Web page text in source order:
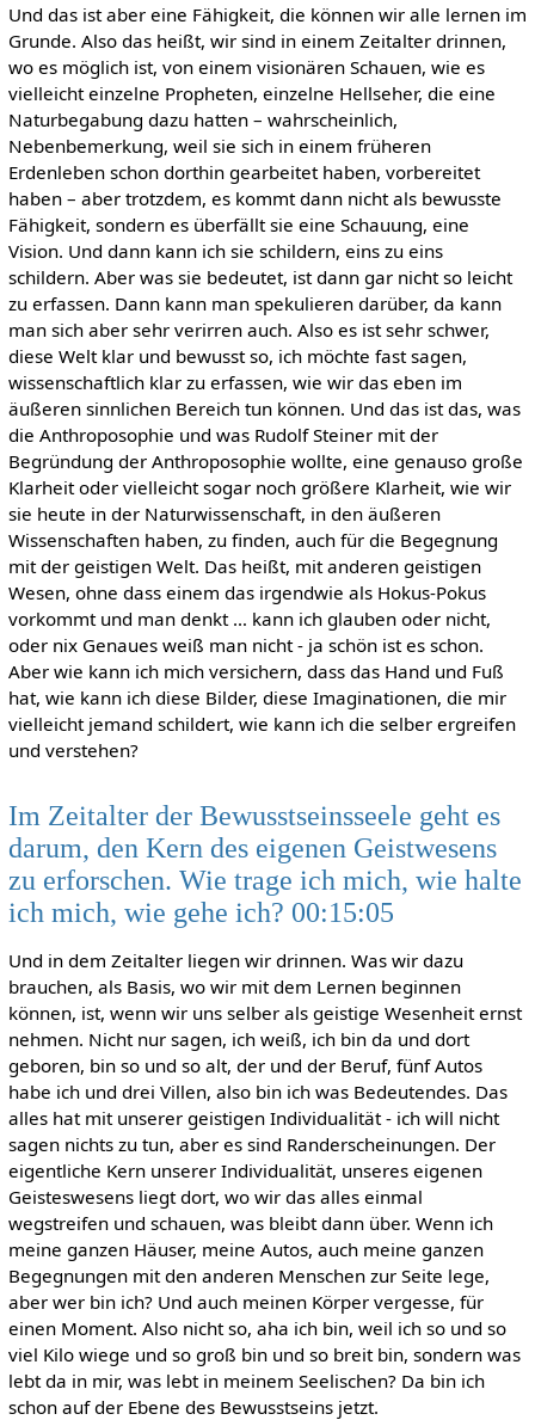
Und das ist aber eine Fähigkeit, die können wir alle lernen im
Grunde. Also das heißt, wir sind in einem Zeitalter drinnen,
wo es möglich ist, von einem visionären Schauen, wie es
vielleicht einzelne Propheten, einzelne Hellseher, die eine
Naturbegabung dazu hatten – wahrscheinlich,
Nebenbemerkung, weil sie sich in einem früheren
Erdenleben schon dorthin gearbeitet haben, vorbereitet
haben – aber trotzdem, es kommt dann nicht als bewusste
Fähigkeit, sondern es überfällt sie eine Schauung, eine
Vision. Und dann kann ich sie schildern, eins zu eins
schildern. Aber was sie bedeutet, ist dann gar nicht so leicht
zu erfassen. Dann kann man spekulieren darüber, da kann
man sich aber sehr verirren auch. Also es ist sehr schwer,
diese Welt klar und bewusst so, ich möchte fast sagen,
wissenschaftlich klar zu erfassen, wie wir das eben im
äußeren sinnlichen Bereich tun können. Und das ist das, was
die Anthroposophie und was Rudolf Steiner mit der
Begründung der Anthroposophie wollte, eine genauso große
Klarheit oder vielleicht sogar noch größere Klarheit, wie wir
sie heute in der Naturwissenschaft, in den äußeren
Wissenschaften haben, zu finden, auch für die Begegnung
mit der geistigen Welt. Das heißt, mit anderen geistigen
Wesen, ohne dass einem das irgendwie als Hokus-Pokus
vorkommt und man denkt … kann ich glauben oder nicht,
oder nix Genaues weiß man nicht - ja schön ist es schon.
Aber wie kann ich mich versichern, dass das Hand und Fuß
hat, wie kann ich diese Bilder, diese Imaginationen, die mir
vielleicht jemand schildert, wie kann ich die selber ergreifen
und verstehen?
Im Zeitalter der Bewusstseinsseele geht es
darum, den Kern des eigenen Geistwesens
zu erforschen. Wie trage ich mich, wie halte
ich mich, wie gehe ich? 00:15:05
Und in dem Zeitalter liegen wir drinnen. Was wir dazu
brauchen, als Basis, wo wir mit dem Lernen beginnen
können, ist, wenn wir uns selber als geistige Wesenheit ernst
nehmen. Nicht nur sagen, ich weiß, ich bin da und dort
geboren, bin so und so alt, der und der Beruf, fünf Autos
habe ich und drei Villen, also bin ich was Bedeutendes. Das
alles hat mit unserer geistigen Individualität - ich will nicht
sagen nichts zu tun, aber es sind Randerscheinungen. Der
eigentliche Kern unserer Individualität, unseres eigenen
Geisteswesens liegt dort, wo wir das alles einmal
wegstreifen und schauen, was bleibt dann über. Wenn ich
meine ganzen Häuser, meine Autos, auch meine ganzen
Begegnungen mit den anderen Menschen zur Seite lege,
aber wer bin ich? Und auch meinen Körper vergesse, für
einen Moment. Also nicht so, aha ich bin, weil ich so und so
viel Kilo wiege und so groß bin und so breit bin, sondern was
lebt da in mir, was lebt in meinem Seelischen? Da bin ich
schon auf der Ebene des Bewusstseins jetzt.